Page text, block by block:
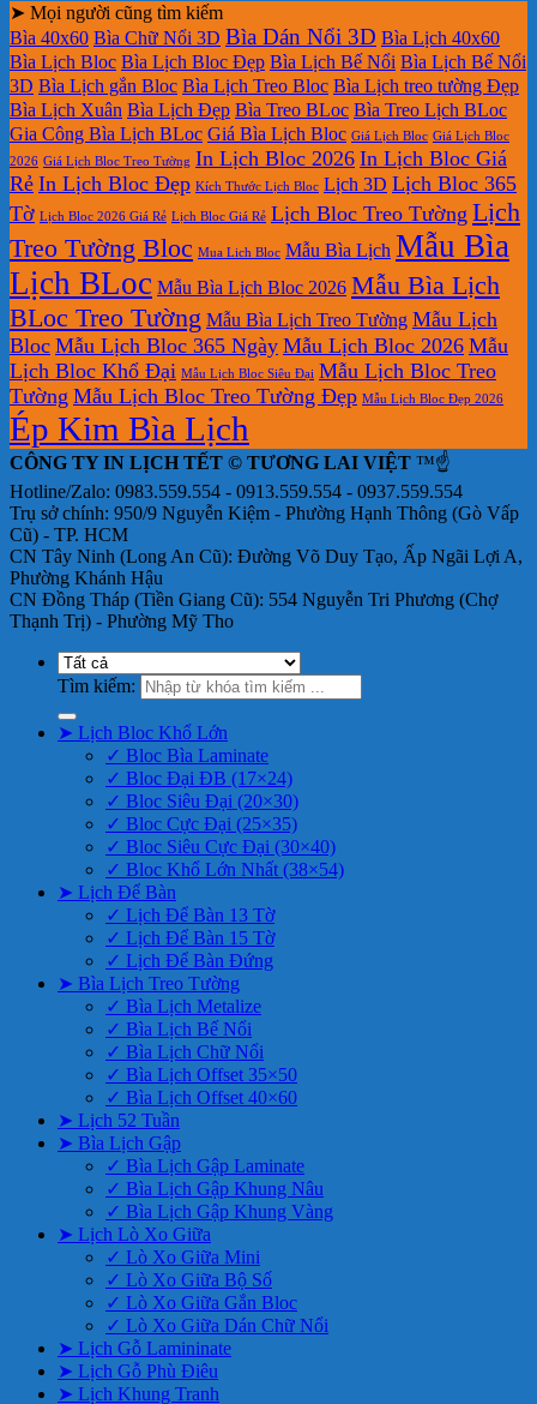
➤ Mọi người cũng tìm kiếm
Bìa 40x60 Bìa Chữ Nổi 3D Bìa Dán Nổi 3D Bìa Lịch 40x60
Bìa Lịch Bloc Bìa Lịch Bloc Đẹp Bìa Lịch Bế Nổi Bìa Lịch Bế Nổi
3D Bìa Lịch gắn Bloc Bìa Lịch Treo Bloc Bìa Lịch treo tường Đẹp
Bìa Lịch Xuân Bìa Lịch Đẹp Bìa Treo BLoc Bìa Treo Lịch BLoc
Gia Công Bìa Lịch BLoc Giá Bìa Lịch Bloc Giá Lịch Bloc Giá Lịch Bloc
2026 Giá Lịch Bloc Treo Tường In Lịch Bloc 2026 In Lịch Bloc Giá
Rẻ In Lịch Bloc Đẹp Kích Thước Lịch Bloc Lịch 3D Lịch Bloc 365
Tờ Lịch Bloc 2026 Giá Rẻ Lịch Bloc Giá Rẻ Lịch Bloc Treo Tường Lịch
Treo Tường Bloc Mua Lich Bloc Mẫu Bìa Lịch Mẫu Bìa
Lịch BLoc Mẫu Bìa Lịch Bloc 2026 Mẫu Bìa Lịch
BLoc Treo Tường Mẫu Bìa Lịch Treo Tường Mẫu Lịch
Bloc Mẫu Lịch Bloc 365 Ngày Mẫu Lịch Bloc 2026 Mẫu
Lịch Bloc Khổ Đại Mẫu Lịch Bloc Siêu Đại Mẫu Lịch Bloc Treo
Tường Mẫu Lịch Bloc Treo Tường Đẹp Mẫu Lịch Bloc Đẹp 2026
Ép Kim Bìa Lịch
CÔNG TY IN LỊCH TẾT © TƯƠNG LAI VIỆT ™☝️
Hotline/Zalo: 0983.559.554 - 0913.559.554 - 0937.559.554
Trụ sở chính: 950/9 Nguyễn Kiệm - Phường Hạnh Thông (Gò Vấp
Cũ) - TP. HCM
CN Tây Ninh (Long An Cũ): Đường Võ Duy Tạo, Ấp Ngãi Lợi A,
Phường Khánh Hậu
CN Đồng Tháp (Tiền Giang Cũ): 554 Nguyễn Tri Phương (Chợ
Thạnh Trị) - Phường Mỹ Tho
Tìm kiếm:
➤ Lịch Bloc Khổ Lớn
✓ Bloc Bìa Laminate
✓ Bloc Đại ĐB (17×24)
✓ Bloc Siêu Đại (20×30)
✓ Bloc Cực Đại (25×35)
✓ Bloc Siêu Cực Đại (30×40)
✓ Bloc Khổ Lớn Nhất (38×54)
➤ Lịch Để Bàn
✓ Lịch Để Bàn 13 Tờ
✓ Lịch Để Bàn 15 Tờ
✓ Lịch Để Bàn Đứng
➤ Bìa Lịch Treo Tường
✓ Bìa Lịch Metalize
✓ Bìa Lịch Bế Nổi
✓ Bìa Lịch Chữ Nổi
✓ Bìa Lịch Offset 35×50
✓ Bìa Lịch Offset 40×60
➤ Lịch 52 Tuần
➤ Bìa Lịch Gập
✓ Bìa Lịch Gập Laminate
✓ Bìa Lịch Gập Khung Nâu
✓ Bìa Lịch Gập Khung Vàng
➤ Lịch Lò Xo Giữa
✓ Lò Xo Giữa Mini
✓ Lò Xo Giữa Bộ Số
✓ Lò Xo Giữa Gắn Bloc
✓ Lò Xo Giữa Dán Chữ Nổi
➤ Lịch Gỗ Lamininate
➤ Lịch Gỗ Phù Điêu
➤ Lịch Khung Tranh